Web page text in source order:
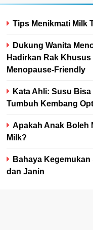
Tips Menikmati Milk
Dukung Wanita
Hadirkan Rak
Menopause-Friendly
Kata Ahli: Susu
Tumbuh Kembang
Apakah Anak Boleh
Milk?
Bahaya Kegemukan
dan Janin